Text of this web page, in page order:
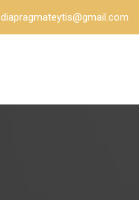
diapragmateytis@gmail.com